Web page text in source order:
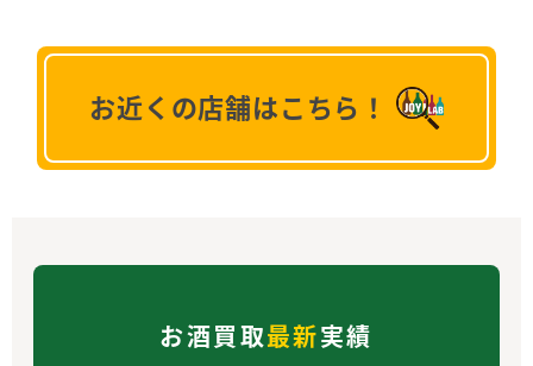
お近くの店舗はこちら！
お酒買取最新実績